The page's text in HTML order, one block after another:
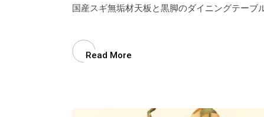
国産スギ無垢材天板と黒脚のダイニングテー
Read More